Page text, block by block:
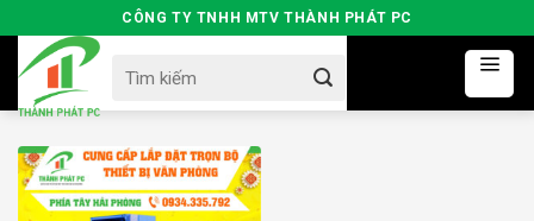
to
content
CÔNG TY TNHH MTV THÀNH PHÁT PC
for: